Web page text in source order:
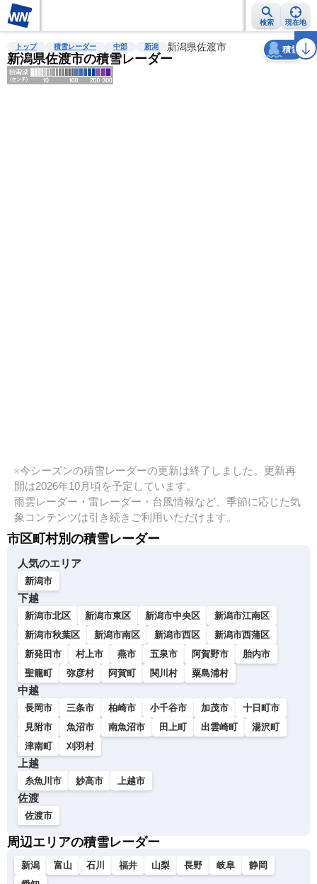
検索 現在地
雨雲レーダー 台風情報 地震情報 警報・注意報 2週間天気 ラ
トップ 積雪レーダー 中部 新潟 新潟県佐渡市
新潟県佐渡市の積雪レーダー
積雪
天気 台風
※今シーズンの積雪レーダーの更新は終了しました。更新再
開は2026年10月頃を予定しています。
雨雲レーダー・雷レーダー・台風情報など、季節に応じた気
象コンテンツは引き続きご利用いただけます。
市区町村別の積雪レーダー
人気のエリア
新潟市
下越
新潟市北区 新潟市東区 新潟市中央区
新潟市江南区
新潟市秋葉区
新潟市南区 新潟市西区
新潟市西蒲区
新発田市
村上市 燕市 五泉市 阿賀野市
胎内市
聖籠町
弥彦村 阿賀町 関川村 粟島浦村
中越
長岡市 三条市 柏崎市 小千谷市 加茂市
十日町市
見附市
魚沼市 南魚沼市 田上町 出雲崎町
湯沢町
津南町
刈羽村
上越
糸魚川市 妙高市 上越市
佐渡
佐渡市
周辺エリアの積雪レーダー
新潟 富山 石川 福井 山梨 長野 岐阜
静岡